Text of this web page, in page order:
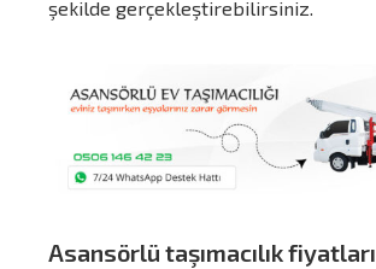
şekilde gerçekleştirebilirsiniz.
Asansörlü taşımacılık fiyatları